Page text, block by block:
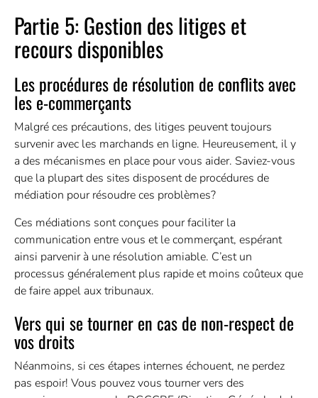
Partie 5: Gestion des litiges et
recours disponibles
Les procédures de résolution de conflits avec
les e-commerçants
Malgré ces précautions, des litiges peuvent toujours
survenir avec les marchands en ligne. Heureusement, il y
a des mécanismes en place pour vous aider. Saviez-vous
que la plupart des sites disposent de procédures de
médiation pour résoudre ces problèmes?
Ces médiations sont conçues pour faciliter la
communication entre vous et le commerçant, espérant
ainsi parvenir à une résolution amiable. C’est un
processus généralement plus rapide et moins coûteux que
de faire appel aux tribunaux.
Vers qui se tourner en cas de non-respect de
vos droits
Néanmoins, si ces étapes internes échouent, ne perdez
pas espoir! Vous pouvez vous tourner vers des